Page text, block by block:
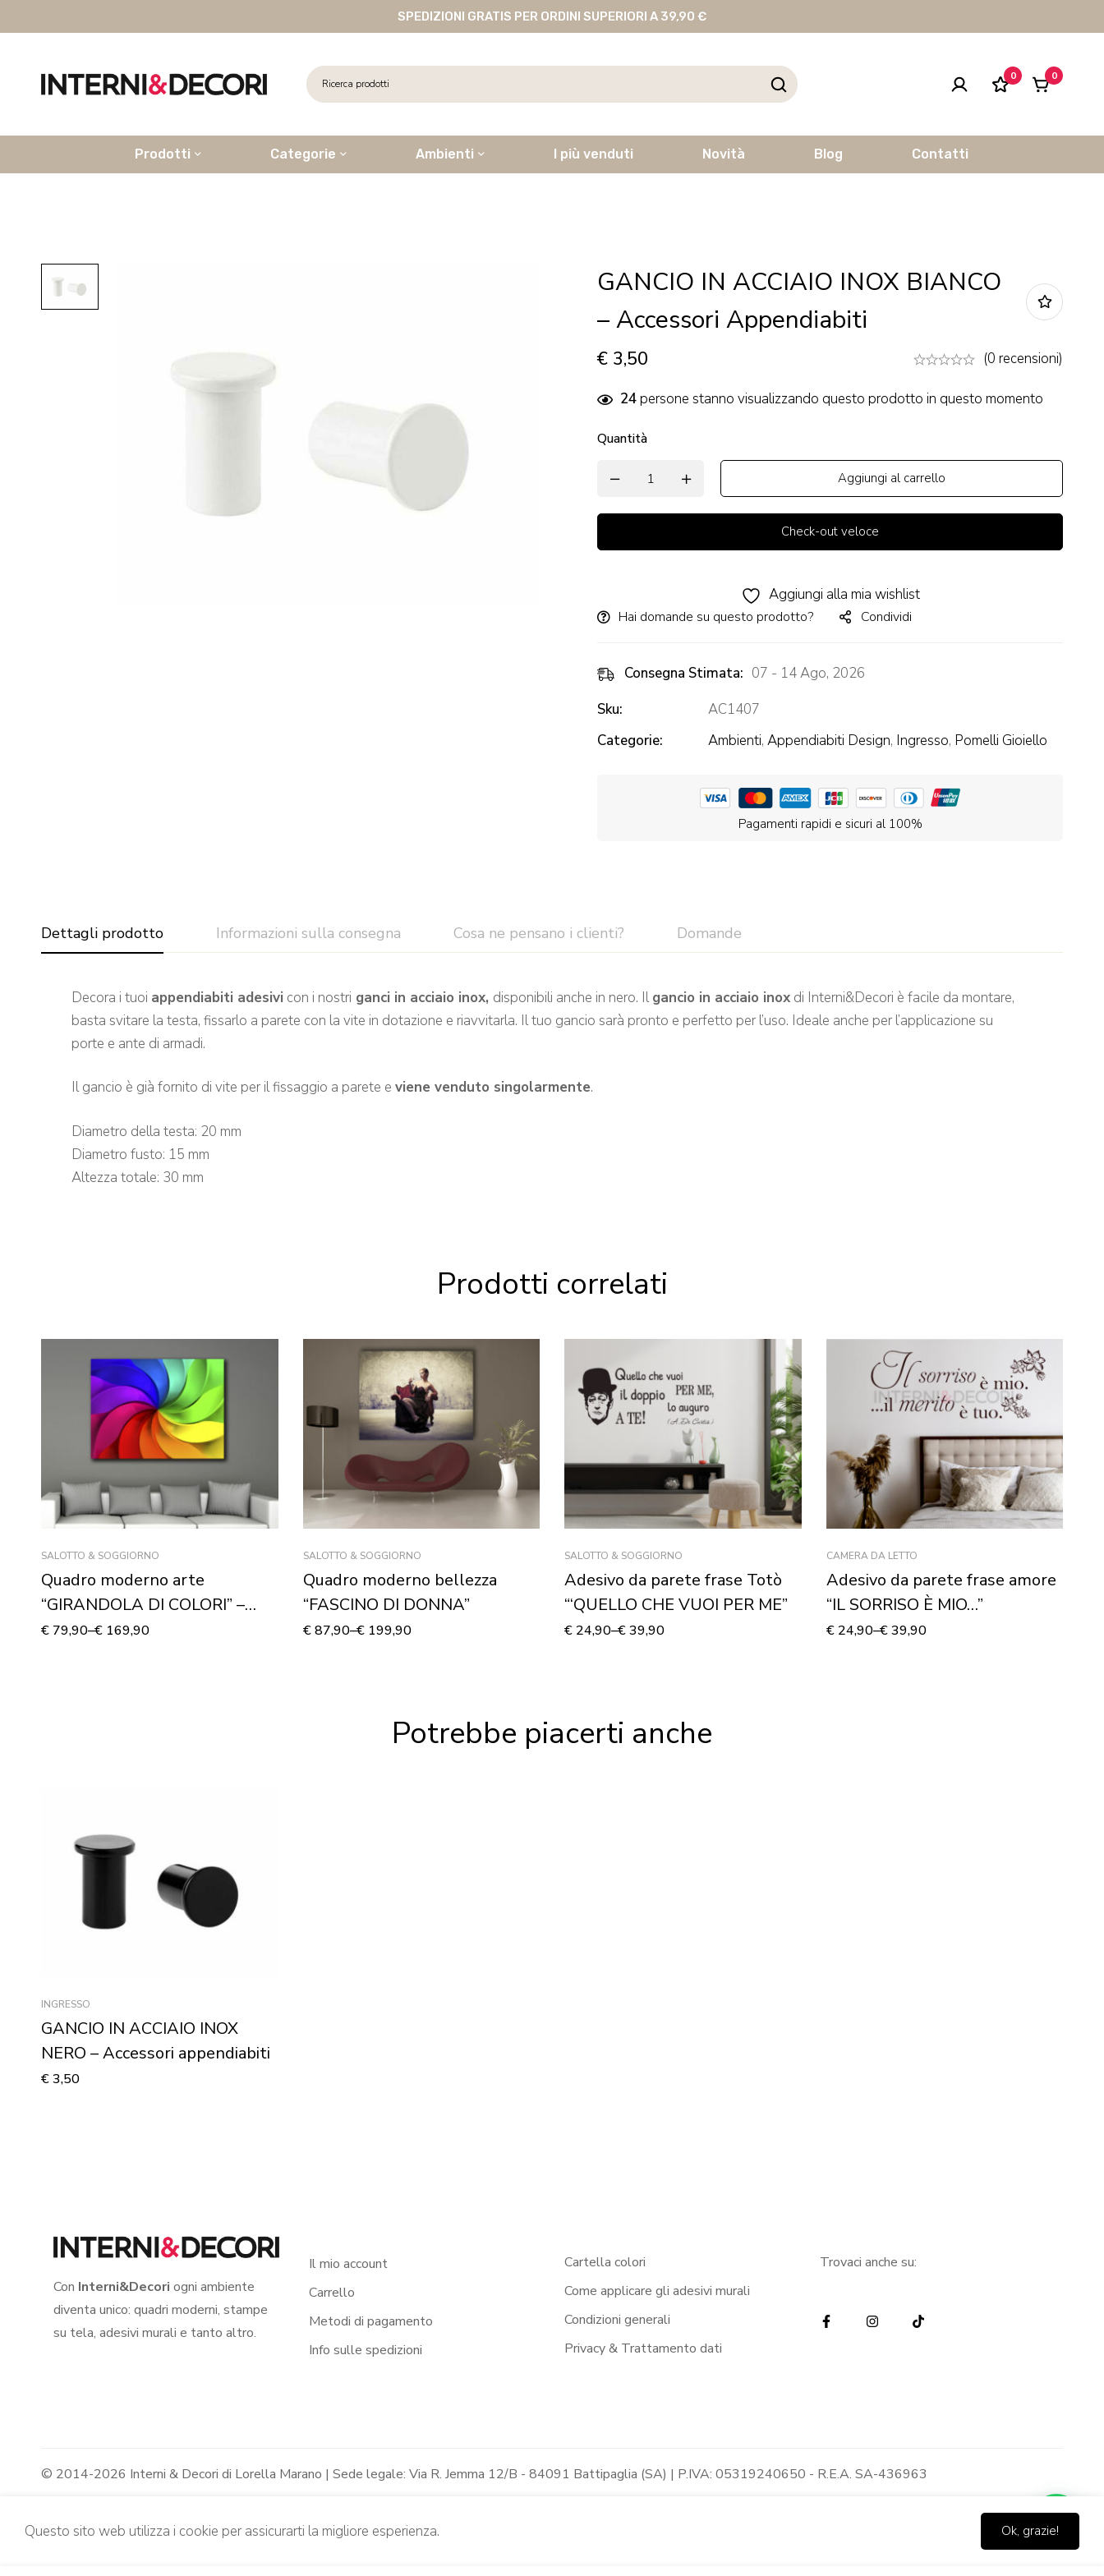
SPEDIZIONI GRATIS PER ORDINI SUPERIORI A 39,90 €
0 0
Prodotti Categorie Ambienti I più venduti Novità Blog Contatti
GANCIO IN ACCIAIO INOX BIANCO
– Accessori Appendiabiti
€ 3,50 (0 recensioni)
24persone stanno visualizzando questo prodotto in questo momento
Quantità
Aggiungi al carrello
Check-out veloce
Aggiungi alla mia wishlist
Hai domande su questo prodotto? Condividi
Consegna Stimata: 07 - 14 Ago, 2026
Sku:
AC1407
Categorie:
Ambienti, Appendiabiti Design, Ingresso, Pomelli Gioiello
Pagamenti rapidi e sicuri al 100%
Dettagli prodotto Informazioni sulla consegna Cosa ne pensano i clienti? Domande
Decora i tuoi appendiabiti adesivi con i nostri ganci in acciaio inox, disponibili anche in nero. Ilgancio in acciaio inox di Interni&Decori è facile da montare,
basta svitare la testa, fissarlo a parete con la vite in dotazione e riavvitarla. Il tuo gancio sarà pronto e perfetto per l’uso. Ideale anche per l’applicazione su
porte e ante di armadi.
Il gancio è già fornito di vite per il fissaggio a parete e viene venduto singolarmente.
Diametro della testa: 20 mm
Diametro fusto: 15 mm
Altezza totale: 30 mm
Prodotti correlati
SALOTTO & SOGGIORNO
Quadro moderno arte
“GIRANDOLA DI COLORI” –
Stampa su tela
€ 79,90–€ 169,90
SALOTTO & SOGGIORNO
Quadro moderno bellezza
“FASCINO DI DONNA”
€87,90–€199,90
SALOTTO & SOGGIORNO
Adesivo da parete frase Totò
“‘QUELLO CHE VUOI PER ME”
€ 24,90–€39,90
CAMERA DA LETTO
Adesivo da parete frase amore
“IL SORRISO È MIO…”
€24,90–€39,90
Potrebbe piacerti anche
INGRESSO
GANCIO IN ACCIAIO INOX
NERO – Accessori appendiabiti
€3,50
Con Interni&Decori ogni ambiente
diventa unico: quadri moderni, stampe
su tela, adesivi murali e tanto altro.
Il mio account
Carrello
Metodi di pagamento
Info sulle spedizioni
Cartella colori
Come applicare gli adesivi murali
Condizioni generali
Privacy & Trattamento dati
Trovaci anche su:
© 2014-2026 Interni & Decori di Lorella Marano | Sede legale: Via R. Jemma 12/B - 84091 Battipaglia (SA) | P.IVA: 05319240650 - R.E.A. SA-436963
Questo sito web utilizza i cookie per assicurarti la migliore esperienza. Ok, grazie!